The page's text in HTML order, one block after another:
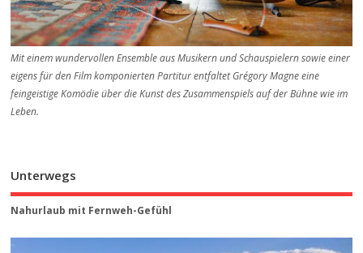
Mit einem wundervollen Ensemble aus Musikern und Schauspielern sowie einer
eigens für den Film komponierten Partitur entfaltet Grégory Magne eine
feingeistige Komödie über die Kunst des Zusammenspiels auf der Bühne wie im
Leben.
Unterwegs
Nahurlaub mit Fernweh-Gefühl